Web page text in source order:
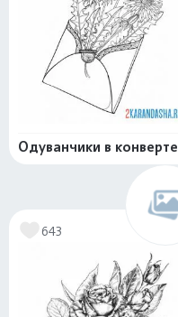
Одуванчики в конверте
643